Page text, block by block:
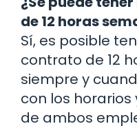
de 12 horas
Sí, es posible
contrato de 12
siempre y
con los
de ambos